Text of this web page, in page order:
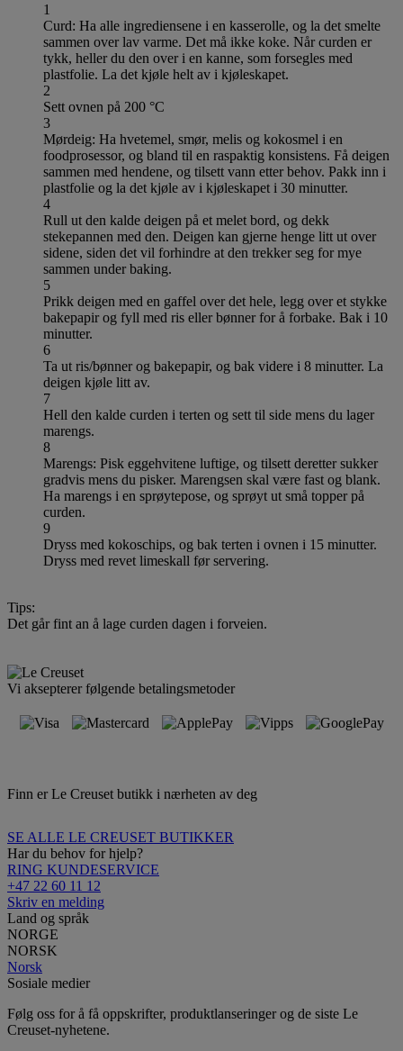
1
Curd: Ha alle ingrediensene i en kasserolle, og la det smelte
sammen over lav varme. Det må ikke koke. Når curden er
tykk, heller du den over i en kanne, som forsegles med
plastfolie. La det kjøle helt av i kjøleskapet.
2
Sett ovnen på 200 °C
3
Mørdeig: Ha hvetemel, smør, melis og kokosmel i en
foodprosessor, og bland til en raspaktig konsistens. Få deigen
sammen med hendene, og tilsett vann etter behov. Pakk inn i
plastfolie og la det kjøle av i kjøleskapet i 30 minutter.
4
Rull ut den kalde deigen på et melet bord, og dekk
stekepannen med den. Deigen kan gjerne henge litt ut over
sidene, siden det vil forhindre at den trekker seg for mye
sammen under baking.
5
Prikk deigen med en gaffel over det hele, legg over et stykke
bakepapir og fyll med ris eller bønner for å forbake. Bak i 10
minutter.
6
Ta ut ris/bønner og bakepapir, og bak videre i 8 minutter. La
deigen kjøle litt av.
7
Hell den kalde curden i terten og sett til side mens du lager
marengs.
8
Marengs: Pisk eggehvitene luftige, og tilsett deretter sukker
gradvis mens du pisker. Marengsen skal være fast og blank.
Ha marengs i en sprøytepose, og sprøyt ut små topper på
curden.
9
Dryss med kokoschips, og bak terten i ovnen i 15 minutter.
Dryss med revet limeskall før servering.
Tips:
Det går fint an å lage curden dagen i forveien.
Vi aksepterer følgende betalingsmetoder
Finn er Le Creuset butikk i nærheten av deg
SE ALLE LE CREUSET BUTIKKER
Har du behov for hjelp?
RING KUNDESERVICE
+47 22 60 11 12
Skriv en melding
Land og språk
NORGE
NORSK
Norsk
Sosiale medier
Følg oss for å få oppskrifter, produktlanseringer og de siste Le
Creuset-nyhetene.